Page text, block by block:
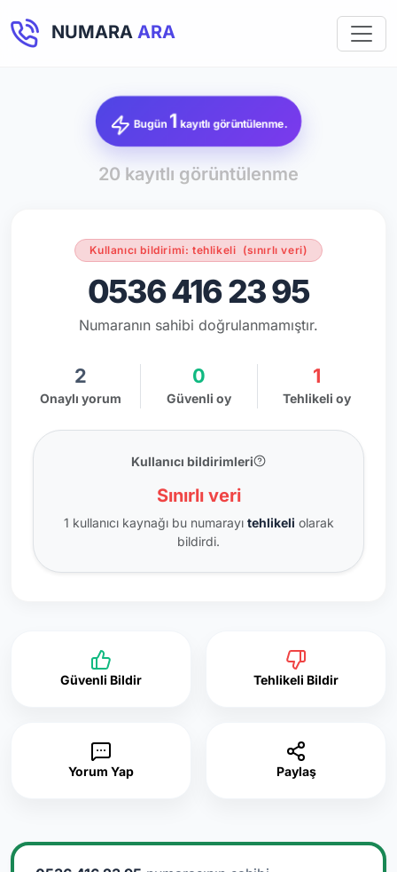
NUMARA ARA
Bugün 1 kayıtlı görüntülenme.
20 kayıtlı görüntülenme
Kullanıcı bildirimi: tehlikeli (sınırlı veri)
0536 416 23 95
Numaranın sahibi doğrulanmamıştır.
2
Onaylı yorum
0
Güvenli oy
1
Tehlikeli oy
Kullanıcı bildirimleri
Sınırlı veri
1 kullanıcı kaynağı bu numarayı tehlikeli olarak
bildirdi.
Güvenli Bildir Tehlikeli Bildir
Yorum Yap Paylaş